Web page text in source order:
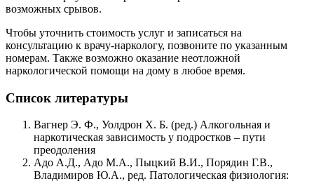
возможных срывов.
Чтобы уточнить стоимость услуг и записаться на
консультацию к врачу-наркологу, позвоните по указанным
номерам. Также возможно оказание неотложной
наркологической помощи на дому в любое время.
Список литературы
Вагнер Э. Ф., Уолдрон X. Б. (ред.) Алкогольная и
наркотическая зависимость у подростков – пути
преодоления
Адо А.Д., Адо М.А., Пыцкий В.И., Порядин Г.В.,
Владимиров Ю.А., ред. Патологическая физиология: